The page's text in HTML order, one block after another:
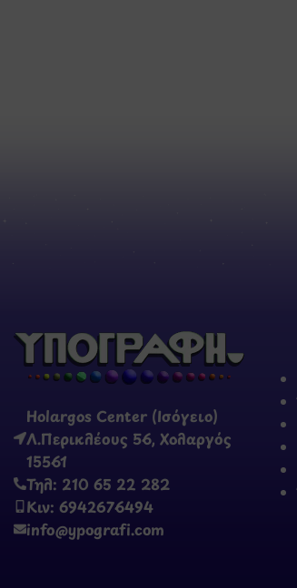
Holargos Center (Ισόγειο)
Λ.Περικλέους 56, Χολαργός
15561
Τηλ: 210 65 22 282
Κιν: 6942676494
info@ypografi.com